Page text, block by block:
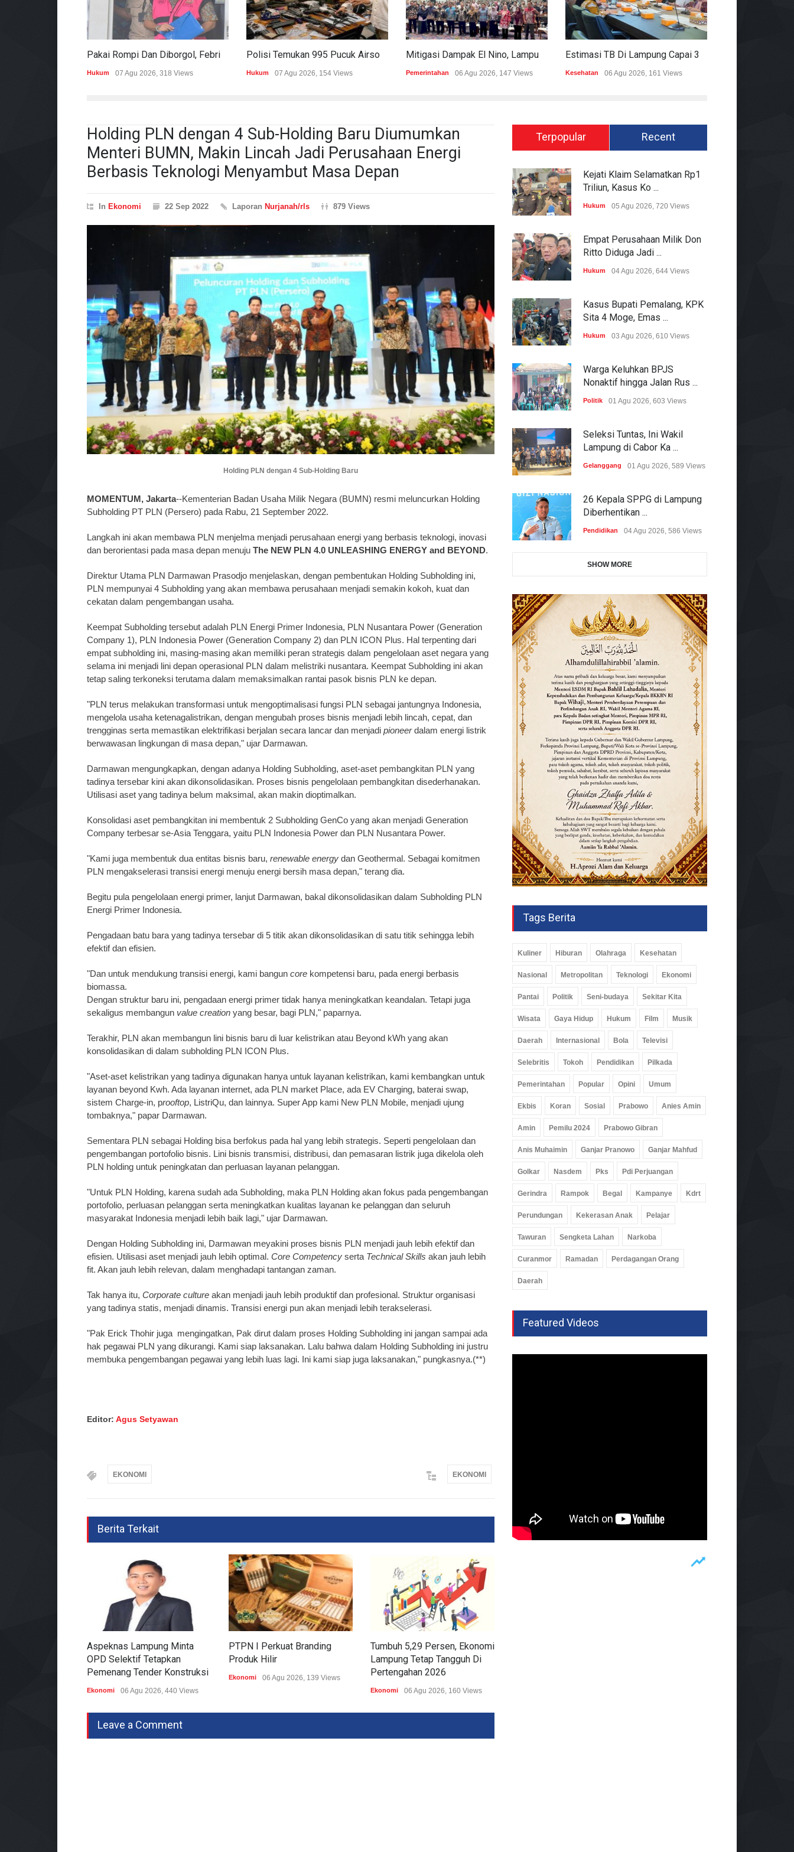
Hukum 07 Agu 2026, 318 Views Hukum 07 Agu 2026, 154 Views Pemerintahan 06 Agu 2026, 147 Views Kesehatan 06 Agu 2026, 161 Views
Holding PLN dengan 4 Sub-Holding Baru Diumumkan
Menteri BUMN, Makin Lincah Jadi Perusahaan Energi
Berbasis Teknologi Menyambut Masa Depan
In Ekonomi 22 Sep 2022 Laporan Nurjanah/rls 879 Views
Holding PLN dengan 4 Sub-Holding Baru
MOMENTUM, Jakarta--Kementerian Badan Usaha Milik Negara (BUMN) resmi meluncurkan Holding
Subholding PT PLN (Persero) pada Rabu, 21 September 2022.
Langkah ini akan membawa PLN menjelma menjadi perusahaan energi yang berbasis teknologi, inovasi
dan berorientasi pada masa depan menuju The NEW PLN 4.0 UNLEASHING ENERGY and BEYOND.
Direktur Utama PLN Darmawan Prasodjo menjelaskan, dengan pembentukan Holding Subholding ini,
PLN mempunyai 4 Subholding yang akan membawa perusahaan menjadi semakin kokoh, kuat dan
cekatan dalam pengembangan usaha.
Keempat Subholding tersebut adalah PLN Energi Primer Indonesia, PLN Nusantara Power (Generation
Company 1), PLN Indonesia Power (Generation Company 2) dan PLN ICON Plus. Hal terpenting dari
empat subholding ini, masing-masing akan memiliki peran strategis dalam pengelolaan aset negara yang
selama ini menjadi lini depan operasional PLN dalam melistriki nusantara. Keempat Subholding ini akan
tetap saling terkoneksi terutama dalam memaksimalkan rantai pasok bisnis PLN ke depan.
"PLN terus melakukan transformasi untuk mengoptimalisasi fungsi PLN sebagai jantungnya Indonesia,
mengelola usaha ketenagalistrikan, dengan mengubah proses bisnis menjadi lebih lincah, cepat, dan
trengginas serta memastikan elektrifikasi berjalan secara lancar dan menjadi pioneerdalam energi listrik
berwawasan lingkungan di masa depan," ujar Darmawan.
Darmawan mengungkapkan, dengan adanya Holding Subholding, aset-aset pembangkitan PLN yang
tadinya tersebar kini akan dikonsolidasikan. Proses bisnis pengelolaan pembangkitan disederhanakan.
Utilisasi aset yang tadinya belum maksimal, akan makin dioptimalkan.
Konsolidasi aset pembangkitan ini membentuk 2 Subholding GenCo yang akan menjadi Generation
Company terbesar se-Asia Tenggara, yaitu PLN Indonesia Power dan PLN Nusantara Power.
"Kami juga membentuk dua entitas bisnis baru, renewable energy dan Geothermal. Sebagai komitmen
PLN mengakselerasi transisi energi menuju energi bersih masa depan," terang dia.
Begitu pula pengelolaan energi primer, lanjut Darmawan, bakal dikonsolidasikan dalam Subholding PLN
Energi Primer Indonesia.
Pengadaan batu bara yang tadinya tersebar di 5 titik akan dikonsolidasikan di satu titik sehingga lebih
efektif dan efisien.
"Dan untuk mendukung transisi energi, kami bangun core kompetensi baru, pada energi berbasis
biomassa.
Dengan struktur baru ini, pengadaan energi primer tidak hanya meningkatkan keandalan. Tetapi juga
sekaligus membangun value creation yang besar, bagi PLN," paparnya.
Terakhir, PLN akan membangun lini bisnis baru di luar kelistrikan atau Beyond kWh yang akan
konsolidasikan di dalam subholding PLN ICON Plus.
"Aset-aset kelistrikan yang tadinya digunakan hanya untuk layanan kelistrikan, kami kembangkan untuk
layanan beyond Kwh. Ada layanan internet, ada PLN market Place, ada EV Charging, baterai swap,
sistem Charge-in, prooftop, ListriQu, dan lainnya. Super App kami New PLN Mobile, menjadi ujung
tombaknya," papar Darmawan.
Sementara PLN sebagai Holding bisa berfokus pada hal yang lebih strategis. Seperti pengelolaan dan
pengembangan portofolio bisnis. Lini bisnis transmisi, distribusi, dan pemasaran listrik juga dikelola oleh
PLN holding untuk peningkatan dan perluasan layanan pelanggan.
"Untuk PLN Holding, karena sudah ada Subholding, maka PLN Holding akan fokus pada pengembangan
portofolio, perluasan pelanggan serta meningkatkan kualitas layanan ke pelanggan dan seluruh
masyarakat Indonesia menjadi lebih baik lagi," ujar Darmawan.
Dengan Holding Subholding ini, Darmawan meyakini proses bisnis PLN menjadi jauh lebih efektif dan
efisien. Utilisasi aset menjadi jauh lebih optimal. Core Competency serta Technical Skills akan jauh lebih
fit. Akan jauh lebih relevan, dalam menghadapi tantangan zaman.
Tak hanya itu, Corporate culture akan menjadi jauh lebih produktif dan profesional. Struktur organisasi
yang tadinya statis, menjadi dinamis. Transisi energi pun akan menjadi lebih terakselerasi.
"Pak Erick Thohir juga mengingatkan, Pak dirut dalam proses Holding Subholding ini jangan sampai ada
hak pegawai PLN yang dikurangi. Kami siap laksanakan. Lalu bahwa dalam Holding Subholding ini justru
membuka pengembangan pegawai yang lebih luas lagi. Ini kami siap juga laksanakan," pungkasnya.(**)
Editor: Agus Setyawan
EKONOMI EKONOMI
Berita Terkait
Aspeknas Lampung Minta
OPD Selektif Tetapkan
Pemenang Tender Konstruksi
Ekonomi 06 Agu 2026, 440 Views
PTPN I Perkuat Branding
Produk Hilir
Ekonomi 06 Agu 2026, 139 Views
Tumbuh 5,29 Persen, Ekonomi
Lampung Tetap Tangguh Di
Pertengahan 2026
Ekonomi 06 Agu 2026, 160 Views
Leave a Comment
Terpopular Recent
Kejati Klaim Selamatkan Rp1
Triliun, Kasus Ko ...
Hukum 05 Agu 2026, 720 Views
Empat Perusahaan Milik Don
Ritto Diduga Jadi ...
Hukum 04 Agu 2026, 644 Views
Kasus Bupati Pemalang, KPK
Sita 4 Moge, Emas ...
Hukum 03 Agu 2026, 610 Views
Warga Keluhkan BPJS
Nonaktif hingga Jalan Rus ...
Politik 01 Agu 2026, 603 Views
Seleksi Tuntas, Ini Wakil
Lampung di Cabor Ka ...
Gelanggang 01 Agu 2026, 589 Views
26 Kepala SPPG di Lampung
Diberhentikan ...
Pendidikan 04 Agu 2026, 586 Views
SHOW MORE
Tags Berita
Kuliner Hiburan Olahraga Kesehatan
Nasional Metropolitan Teknologi Ekonomi
Pantai Politik Seni-budaya Sekitar Kita
Wisata Gaya Hidup Hukum Film Musik
Daerah Internasional Bola Televisi
Selebritis Tokoh Pendidikan Pilkada
Pemerintahan Popular Opini Umum
Ekbis Koran Sosial Prabowo Anies Amin
Amin Pemilu 2024 Prabowo Gibran
Anis Muhaimin Ganjar Pranowo Ganjar Mahfud
Golkar Nasdem Pks Pdi Perjuangan
Gerindra Rampok Begal Kampanye Kdrt
Perundungan Kekerasan Anak Pelajar
Tawuran Sengketa Lahan Narkoba
Curanmor Ramadan Perdagangan Orang
Daerah
Featured Videos